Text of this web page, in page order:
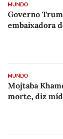
MUNDO
Governo
embaixadora
MUNDO
Mojtaba
morte, diz